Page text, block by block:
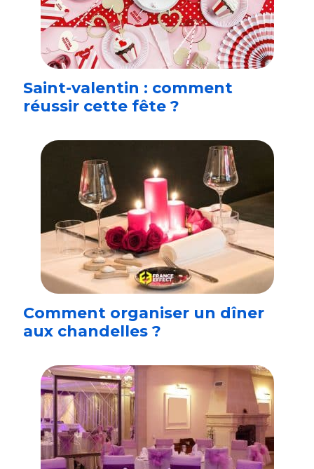
Saint-valentin : comment
réussir cette fête ?
Comment organiser un dîner
aux chandelles ?